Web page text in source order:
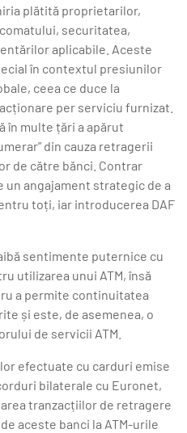
plătită proprietarilor,
securitatea,
aplicabile. Aceste
în contextul presiunilor
ceea ce duce la
per serviciu furnizat.
în multe țări a apărut
din cauza retragerii
de către bănci. Contrar
angajament strategic de a
toți, iar introducerea DAF
sentimente puternice cu
utilizarea unui ATM, însă
a permite continuitatea
și este, de asemenea, o
de servicii ATM.
efectuate cu carduri emise
bilaterale cu Euronet,
tranzacțiilor de retragere
aceste banci la ATM-urile